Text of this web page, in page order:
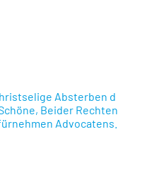
Absterben d
Beider Rechten
Advocatens.